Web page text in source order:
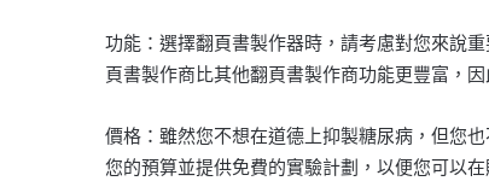
功能：選擇翻頁書製作器時，請考慮對您來說
頁書製作商比其他翻頁書製作商功能更豐富，
價格：雖然您不想在道德上抑製糖尿病，但您
您的預算並提供免費的實驗計劃，以便您可以在